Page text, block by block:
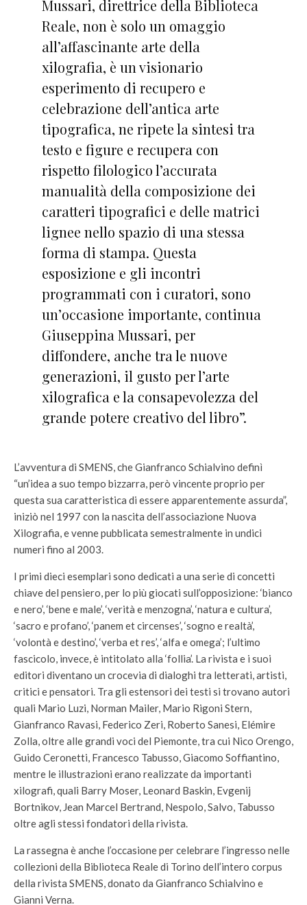
Mussari, direttrice della Biblioteca
Reale, non è solo un omaggio
all’affascinante arte della
xilografia, è un visionario
esperimento di recupero e
celebrazione dell’antica arte
tipografica, ne ripete la sintesi tra
testo e figure e recupera con
rispetto filologico l’accurata
manualità della composizione dei
caratteri tipografici e delle matrici
lignee nello spazio di una stessa
forma di stampa. Questa
esposizione e gli incontri
programmati con i curatori, sono
un’occasione importante, continua
Giuseppina Mussari, per
diffondere, anche tra le nuove
generazioni, il gusto per l’arte
xilografica e la consapevolezza del
grande potere creativo del libro”.
L’avventura di SMENS, che Gianfranco Schialvino definì
“un’idea a suo tempo bizzarra, però vincente proprio per
questa sua caratteristica di essere apparentemente assurda”,
iniziò nel 1997 con la nascita dell’associazione Nuova
Xilografia, e venne pubblicata semestralmente in undici
numeri fino al 2003.
I primi dieci esemplari sono dedicati a una serie di concetti
chiave del pensiero, per lo più giocati sull’opposizione: ‘bianco
e nero’, ‘bene e male’, ‘verità e menzogna’, ‘natura e cultura’,
‘sacro e profano’, ‘panem et circenses’, ‘sogno e realtà’,
‘volontà e destino’, ‘verba et res’, ‘alfa e omega’; l’ultimo
fascicolo, invece, è intitolato alla ‘follia’. La rivista e i suoi
editori diventano un crocevia di dialoghi tra letterati, artisti,
critici e pensatori. Tra gli estensori dei testi si trovano autori
quali Mario Luzi, Norman Mailer, Mario Rigoni Stern,
Gianfranco Ravasi, Federico Zeri, Roberto Sanesi, Elémire
Zolla, oltre alle grandi voci del Piemonte, tra cui Nico Orengo,
Guido Ceronetti, Francesco Tabusso, Giacomo Soffiantino,
mentre le illustrazioni erano realizzate da importanti
xilografi, quali Barry Moser, Leonard Baskin, Evgenij
Bortnikov, Jean Marcel Bertrand, Nespolo, Salvo, Tabusso
oltre agli stessi fondatori della rivista.
La rassegna è anche l’occasione per celebrare l’ingresso nelle
collezioni della Biblioteca Reale di Torino dell’intero corpus
della rivista SMENS, donato da Gianfranco Schialvino e
Gianni Verna.